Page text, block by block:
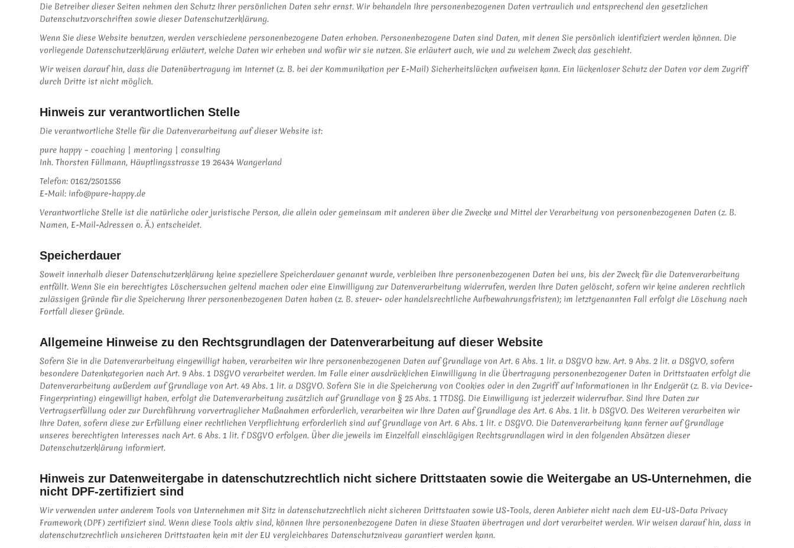
Die Betreiber dieser Seiten nehmen den Schutz Ihrer persönlichen Daten sehr ernst. Wir behandeln Ihre personenbezogenen Daten vertraulich und entsprechend den gesetzlichen
Datenschutzvorschriften sowie dieser Datenschutzerklärung.
Wenn Sie diese Website benutzen, werden verschiedene personenbezogene Daten erhoben. Personenbezogene Daten sind Daten, mit denen Sie persönlich identifiziert werden können. Die
vorliegende Datenschutzerklärung erläutert, welche Daten wir erheben und wofür wir sie nutzen. Sie erläutert auch, wie und zu welchem Zweck das geschieht.
Wir weisen darauf hin, dass die Datenübertragung im Internet (z. B. bei der Kommunikation per E-Mail) Sicherheitslücken aufweisen kann. Ein lückenloser Schutz der Daten vor dem Zugriff
durch Dritte ist nicht möglich.
Hinweis zur verantwortlichen Stelle
Die verantwortliche Stelle für die Datenverarbeitung auf dieser Website ist:
pure happy – coaching | mentoring | consulting
Inh. Thorsten Füllmann, Häuptlingsstrasse 19 26434 Wangerland
Telefon: 0162/2501556
E-Mail: info@pure-happy.de
Verantwortliche Stelle ist die natürliche oder juristische Person, die allein oder gemeinsam mit anderen über die Zwecke und Mittel der Verarbeitung von personenbezogenen Daten (z. B.
Namen, E-Mail-Adressen o. Ä.) entscheidet.
Speicherdauer
Soweit innerhalb dieser Datenschutzerklärung keine speziellere Speicherdauer genannt wurde, verbleiben Ihre personenbezogenen Daten bei uns, bis der Zweck für die Datenverarbeitung
entfällt. Wenn Sie ein berechtigtes Löschersuchen geltend machen oder eine Einwilligung zur Datenverarbeitung widerrufen, werden Ihre Daten gelöscht, sofern wir keine anderen rechtlich
zulässigen Gründe für die Speicherung Ihrer personenbezogenen Daten haben (z. B. steuer- oder handelsrechtliche Aufbewahrungsfristen); im letztgenannten Fall erfolgt die Löschung nach
Fortfall dieser Gründe.
Allgemeine Hinweise zu den Rechtsgrundlagen der Datenverarbeitung auf dieser Website
Sofern Sie in die Datenverarbeitung eingewilligt haben, verarbeiten wir Ihre personenbezogenen Daten auf Grundlage von Art. 6 Abs. 1 lit. a DSGVO bzw. Art. 9 Abs. 2 lit. a DSGVO, sofern
besondere Datenkategorien nach Art. 9 Abs. 1 DSGVO verarbeitet werden. Im Falle einer ausdrücklichen Einwilligung in die Übertragung personenbezogener Daten in Drittstaaten erfolgt die
Datenverarbeitung außerdem auf Grundlage von Art. 49 Abs. 1 lit. a DSGVO. Sofern Sie in die Speicherung von Cookies oder in den Zugriff auf Informationen in Ihr Endgerät (z. B. via Device-
Fingerprinting) eingewilligt haben, erfolgt die Datenverarbeitung zusätzlich auf Grundlage von § 25 Abs. 1 TTDSG. Die Einwilligung ist jederzeit widerrufbar. Sind Ihre Daten zur
Vertragserfüllung oder zur Durchführung vorvertraglicher Maßnahmen erforderlich, verarbeiten wir Ihre Daten auf Grundlage des Art. 6 Abs. 1 lit. b DSGVO. Des Weiteren verarbeiten wir
Ihre Daten, sofern diese zur Erfüllung einer rechtlichen Verpflichtung erforderlich sind auf Grundlage von Art. 6 Abs. 1 lit. c DSGVO. Die Datenverarbeitung kann ferner auf Grundlage
unseres berechtigten Interesses nach Art. 6 Abs. 1 lit. f DSGVO erfolgen. Über die jeweils im Einzelfall einschlägigen Rechtsgrundlagen wird in den folgenden Absätzen dieser
Datenschutzerklärung informiert.
Hinweis zur Datenweitergabe in datenschutzrechtlich nicht sichere Drittstaaten sowie die Weitergabe an US-Unternehmen, die
nicht DPF-zertifiziert sind
Wir verwenden unter anderem Tools von Unternehmen mit Sitz in datenschutzrechtlich nicht sicheren Drittstaaten sowie US-Tools, deren Anbieter nicht nach dem EU-US-Data Privacy
Framework (DPF) zertifiziert sind. Wenn diese Tools aktiv sind, können Ihre personenbezogene Daten in diese Staaten übertragen und dort verarbeitet werden. Wir weisen darauf hin, dass in
datenschutzrechtlich unsicheren Drittstaaten kein mit der EU vergleichbares Datenschutzniveau garantiert werden kann.